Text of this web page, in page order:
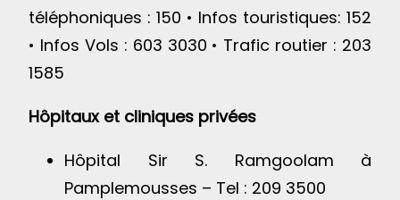
téléphoniques : 150 • Infos touristiques: 152
• Infos Vols : 603 3030 • Trafic routier : 203
1585
Hôpitaux et cliniques privées
Hôpital Sir S. Ramgoolam à
Pamplemousses – Tel : 209 3500